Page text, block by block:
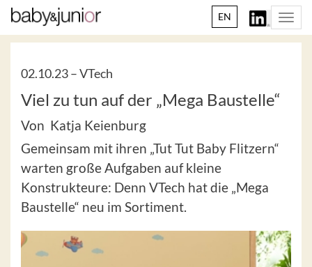
EN
02.10.23 –VTech
Viel zu tun auf der „Mega Baustelle“
Von Katja Keienburg
Gemeinsam mit ihren „Tut Tut Baby Flitzern“
warten große Aufgaben auf kleine
Konstrukteure: Denn VTech hat die „Mega
Baustelle“ neu im Sortiment.